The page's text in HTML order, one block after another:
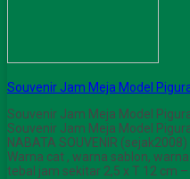
Souvenir Jam Meja Model
Souvenir Jam Meja Model
Souvenir Jam Meja Model
NABATA SOUVENIR
Warna cat , warna sablon,
tebal jam sekitar 2,5 x T 12 cm –